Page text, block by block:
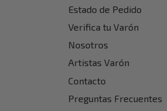
Estado de Pedido
Verifica tu Varón
Nosotros
Artistas Varón
Contacto
Preguntas Frecuentes